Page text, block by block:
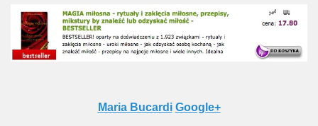
Maria Bucardi Google+